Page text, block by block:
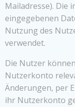
Mailadresse). Die
eingegebenen
Nutzung des
verwendet.
Die Nutzer
Nutzerkonto
Änderungen, per
ihr Nutzerkonto